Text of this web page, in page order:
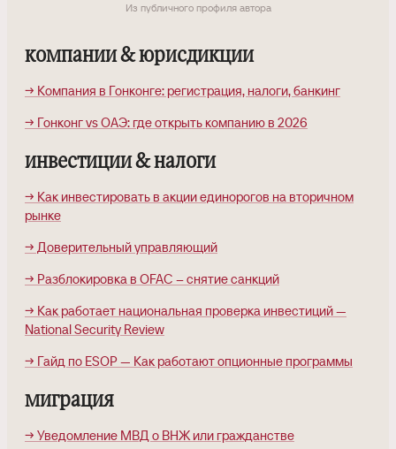
Из публичного профиля автора
компании & юрисдикции
→ Компания в Гонконге: регистрация, налоги, банкинг
→ Гонконг vs ОАЭ: где открыть компанию в 2026
инвестиции & налоги
→ Как инвестировать в акции единорогов на вторичном
рынке
→ Доверительный управляющий
→ Разблокировка в OFAC – снятие санкций
→ Как работает национальная проверка инвестиций —
National Security Review
→ Гайд по ESOP — Как работают опционные программы
миграция
→ Уведомление МВД о ВНЖ или гражданстве